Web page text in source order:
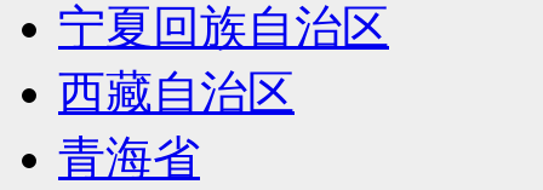
宁夏回族自治区
西藏自治区
青海省